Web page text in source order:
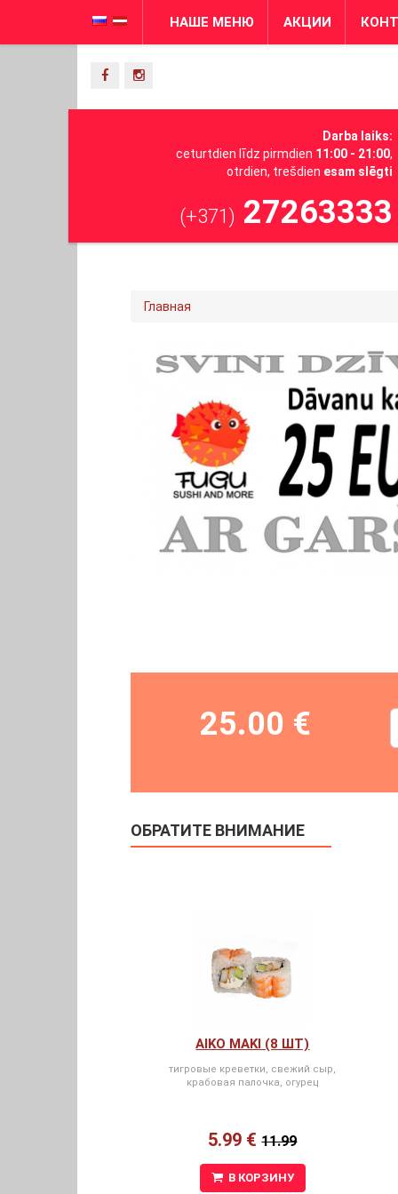
НАШЕ МЕНЮ АКЦИИ
Darba laiks:
ceturtdien līdz pirmdien 11:00 - 21:00,
otrdien, trešdien esam slēgti
(+371) 27263333
Главная
25.00 €
ОБРАТИТЕ ВНИМАНИЕ
AIKO MAKI (8 ШТ)
тигровые креветки, свежий сыр,
крабовая палочка, огурец
5.99 €11.99
В КОРЗИНУ